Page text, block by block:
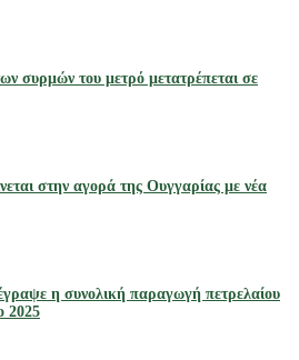
συρμών του μετρό μετατρέπεται σε
στην αγορά της Ουγγαρίας με νέα
η συνολική παραγωγή πετρελαίου
2025